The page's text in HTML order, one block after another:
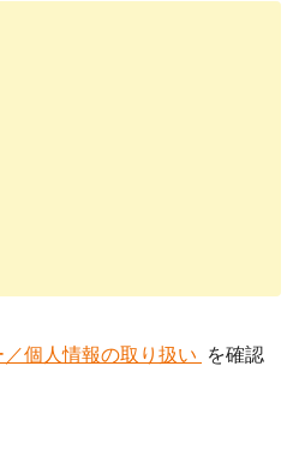
個人情報の取り扱い を確認